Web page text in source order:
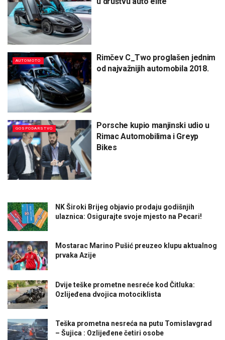
AUTOMOTO
Rimčev C_Two proglašen jednim
od najvažnijih automobila 2018.
GOSPODARSTVO
Porsche kupio manjinski udio u
Rimac Automobilima i Greyp
Bikes
NK Široki Brijeg objavio prodaju godišnjih
ulaznica: Osigurajte svoje mjesto na Pecari!
Mostarac Marino Pušić preuzeo klupu aktualnog
prvaka Azije
Dvije teške prometne nesreće kod Čitluka:
Ozlijeđena dvojica motociklista
Teška prometna nesreća na putu Tomislavgrad
– Šujica : Ozlijeđene četiri osobe